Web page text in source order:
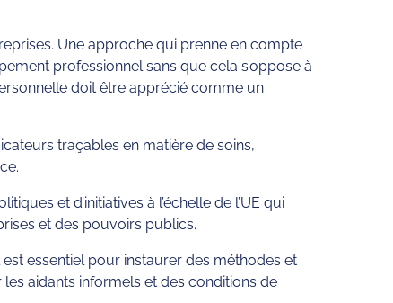
Une approche qui prenne en compte
professionnel sans que cela s’oppose à
doit être apprécié comme un
traçables en matière de soins,
et d’initiatives à l’échelle de l’UE qui
et des pouvoirs publics.
essentiel pour instaurer des méthodes et
aidants informels et des conditions de